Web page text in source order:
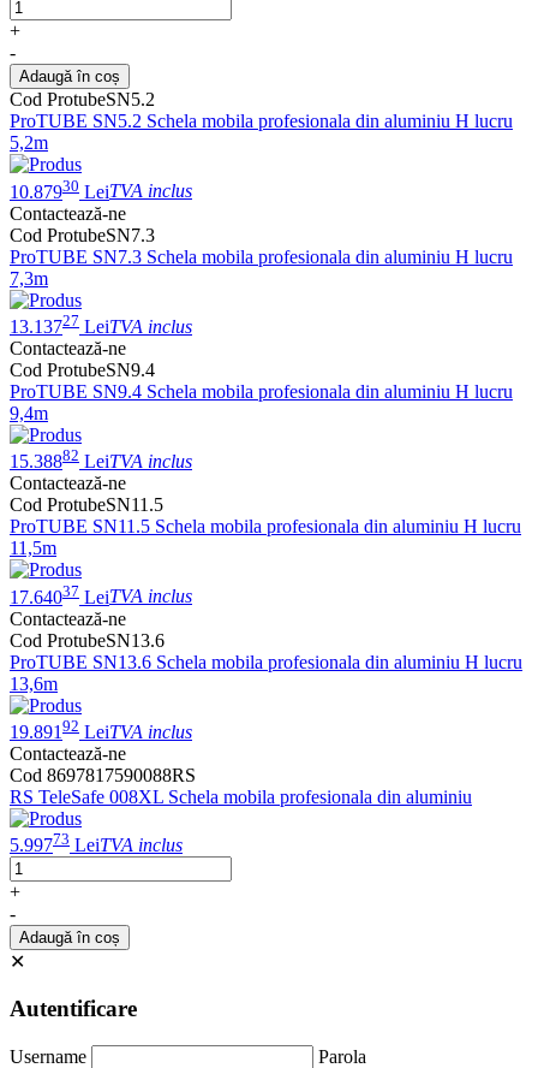
+
-
Adaugă în coș
Cod ProtubeSN5.2
ProTUBE SN5.2 Schela mobila profesionala din aluminiu H lucru
5,2m
10.87930 LeiTVA inclus
Contactează-ne
Cod ProtubeSN7.3
ProTUBE SN7.3 Schela mobila profesionala din aluminiu H lucru
7,3m
13.13727 LeiTVA inclus
Contactează-ne
Cod ProtubeSN9.4
ProTUBE SN9.4 Schela mobila profesionala din aluminiu H lucru
9,4m
15.38882 LeiTVA inclus
Contactează-ne
Cod ProtubeSN11.5
ProTUBE SN11.5 Schela mobila profesionala din aluminiu H lucru
11,5m
17.64037 LeiTVA inclus
Contactează-ne
Cod ProtubeSN13.6
ProTUBE SN13.6 Schela mobila profesionala din aluminiu H lucru
13,6m
19.891 92 LeiTVA inclus
Contactează-ne
Cod 8697817590088RS
RS TeleSafe 008XL Schela mobila profesionala din aluminiu
5.99773 LeiTVA inclus
+
-
Adaugă în coș
✕
Autentificare
Username Parola